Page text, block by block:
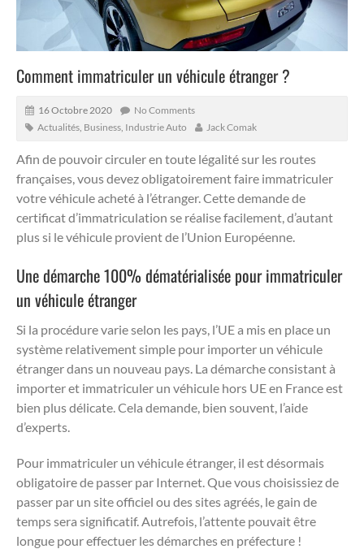
Comment immatriculer un véhicule étranger ?
16 Octobre 2020
No Comments
Actualités Business Industrie Auto Jack Comak
Afin de pouvoir circuler en toute légalité sur les routes
françaises, vous devez obligatoirement faire immatriculer
votre véhicule acheté à l’étranger. Cette demande de
certificat d’immatriculation se réalise facilement, d’autant
plus si le véhicule provient de l’Union Européenne.
Une démarche 100% dématérialisée pour immatriculer
un véhicule étranger
Si la procédure varie selon les pays, l’UE a mis en place un
système relativement simple pour importer un véhicule
étranger dans un nouveau pays. La démarche consistant à
importer et immatriculer un véhicule hors UE en France est
bien plus délicate. Cela demande, bien souvent, l’aide
d’experts.
Pour immatriculer un véhicule étranger, il est désormais
obligatoire de passer par Internet. Que vous choisissiez de
passer par un site officiel ou des sites agréés, le gain de
temps sera significatif. Autrefois, l’attente pouvait être
longue pour effectuer les démarches en préfecture !